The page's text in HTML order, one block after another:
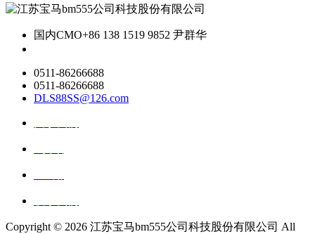
国内CMO+86 138 1519 9852 尹群华
0511-86266688
0511-86266688
DLS88SS@126.com
Copyright © 2026 江苏宝马bm555公司科技股份有限公司 All